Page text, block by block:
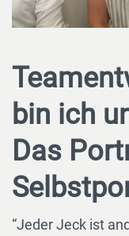
bin ich
Das
“Jeder Jeck ist